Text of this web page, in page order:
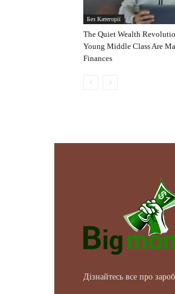
Без Категорії
The Quiet Wealth
Young Middle Class Are
Finances
Дізнайтесь все про